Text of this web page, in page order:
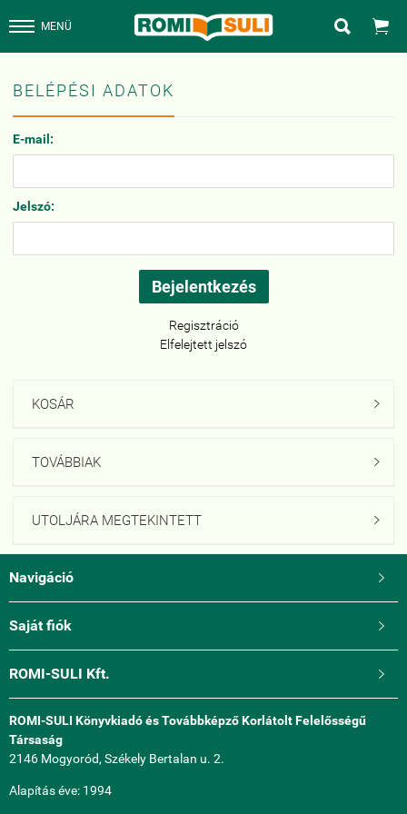
MENÜ  
BELÉPÉSI ADATOK
E-mail:
Jelszó:
Regisztráció
Elfelejtett jelszó
KOSÁR 
TOVÁBBIAK 
UTOLJÁRA MEGTEKINTETT 
Navigáció 
Saját fiók 
ROMI-SULI Kft. 
ROMI-SULI Könyvkiadó és Továbbképző Korlátolt Felelősségű
Társaság
2146 Mogyoród, Székely Bertalan u. 2.
Alapítás éve: 1994